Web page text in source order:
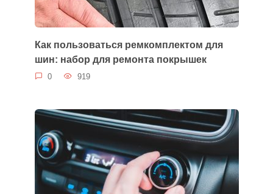
Как пользоваться ремкомплектом для
шин: набор для ремонта покрышек
0 919